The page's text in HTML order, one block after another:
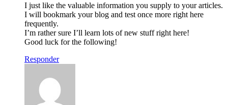
I just like the valuable information you supply to your articles.
I will bookmark your blog and test once more right here
frequently.
I’m rather sure I’ll learn lots of new stuff right here!
Good luck for the following!
Responder